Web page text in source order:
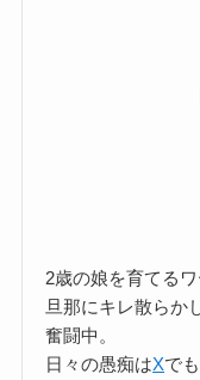
2歳の娘を育てるワ
旦那にキレ散らか
奮闘中。
日々の愚痴はXで